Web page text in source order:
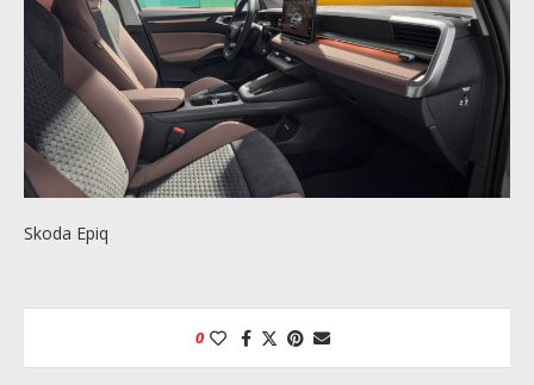
Skoda Epiq
0